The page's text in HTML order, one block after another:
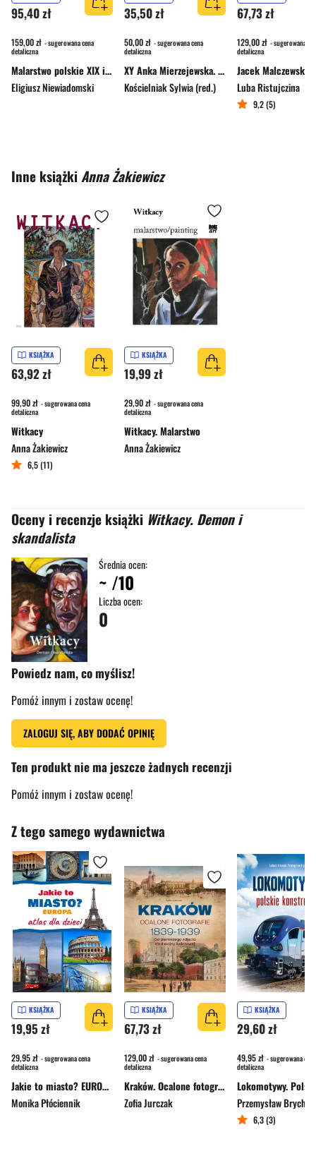
95,40 zł
159,00 zł - sugerowana cena
detaliczna
Malarstwo polskie XIX i XX wieku
Eligiusz Niewiadomski
35,50 zł
50,00 zł - sugerowana cena
detaliczna
XY Anka Mierzejewska. STOP! Anatomia relacji
Kościelniak Sylwia (red.)
67,73 zł
129,00 zł - sugerowana
detaliczna
Luba Ristujczina
9,2 (5)
Inne książki Anna Żakiewicz
KSIĄŻKA
63,92 zł
99,90 zł - sugerowana cena
detaliczna
Witkacy
Anna Żakiewicz
6,5 (11)
KSIĄŻKA
19,99 zł
29,90 zł - sugerowana cena
detaliczna
Witkacy. Malarstwo
Anna Żakiewicz
Oceny i recenzje książki Witkacy. Demon i
skandalista
Średnia ocen:
~ /10
Liczba ocen:
0
Powiedz nam, co myślisz!
Pomóż innym i zostaw ocenę!
ZALOGUJ SIĘ, ABY DODAĆ OPINIĘ
Ten produkt nie ma jeszcze żadnych recenzji
Pomóż innym i zostaw ocenę!
Z tego samego wydawnictwa
KSIĄŻKA
19,95 zł
29,95 zł - sugerowana cena
detaliczna
Jakie to miasto? EUROPA. Atlas dla dzieci
Monika Płóciennik
KSIĄŻKA
67,73 zł
129,00 zł - sugerowana cena
detaliczna
Kraków. Ocalone fotografie 1839-1939. Od pierwszego zdjęcia do II wojny światowej
Zofia Jurczak
KSIĄŻKA
29,60 zł
49,95 zł - sugerowana cena
detaliczna
Przemysław Brych
6,3 (3)